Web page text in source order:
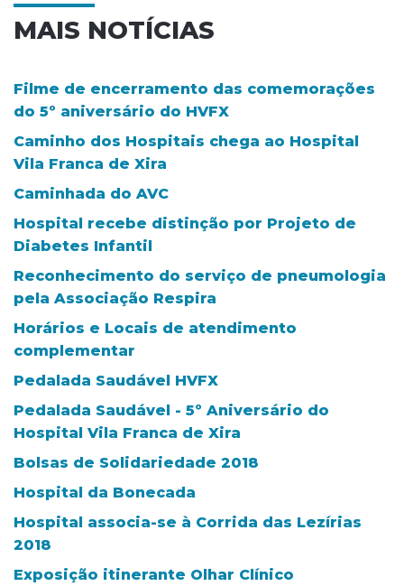
MAIS NOTÍCIAS
Filme de encerramento das comemorações
do 5º aniversário do HVFX
Caminho dos Hospitais chega ao Hospital
Vila Franca de Xira
Caminhada do AVC
Hospital recebe distinção por Projeto de
Diabetes Infantil
Reconhecimento do serviço de pneumologia
pela Associação Respira
Horários e Locais de atendimento
complementar
Pedalada Saudável HVFX
Pedalada Saudável - 5º Aniversário do
Hospital Vila Franca de Xira
Bolsas de Solidariedade 2018
Hospital da Bonecada
Hospital associa-se à Corrida das Lezírias
2018
Exposição itinerante Olhar Clínico